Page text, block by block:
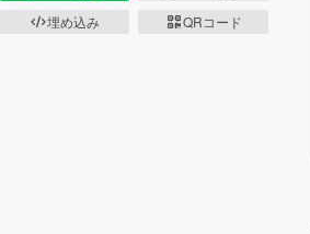
埋め込み
QRコード